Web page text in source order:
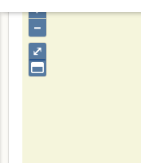
⤢
+
–